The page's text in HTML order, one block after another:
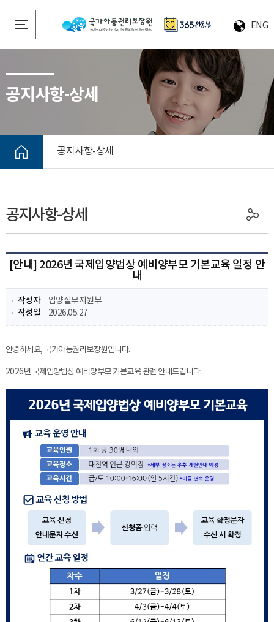
ENG
공지사항-상세
공지사항-상세
공지사항-상세
[안내] 2026년 국제입양법상 예비양부모 기본교육 일정 안
내
작성자 입양실무지원부
작성일 2026.05.27
안녕하세요, 국가아동권리보장원입니다.
2026년 국제입양법상 예비양부모 기본교육 관련 안내드립니다.